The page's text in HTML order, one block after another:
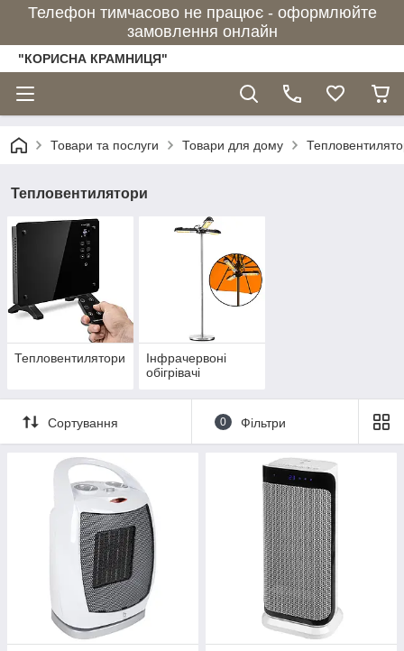
Телефон тимчасово не працює - оформлюйте
замовлення онлайн
"КОРИСНА КРАМНИЦЯ"
Товари та послуги Товари для дому
Тепловентилятори
Тепловентилятори
Інфрачервоні
обігрівачі
Сортування 0 Фільтри